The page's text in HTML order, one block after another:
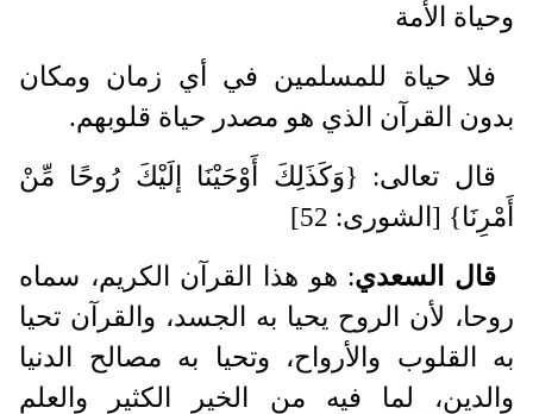
وحياة الأمة
فلا حياة للمسلمين في أي زمان ومكان
بدون القرآن الذي هو مصدر حياة قلوبهم.
قال تعالى: {وَكَذَلِكَ أَوْحَيْنَا إلَيْكَ رُوحًا مِّنْ
أَمْرِنَا} [الشورى: 52]
قال السعدي: هو هذا القرآن الكريم، سماه
روحا، لأن الروح يحيا به الجسد، والقرآن تحيا
به القلوب والأرواح، وتحيا به مصالح الدنيا
والدين، لما فيه من الخير الكثير والعلم